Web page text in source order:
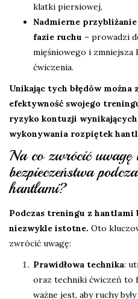
klatki piersiowej,
Nadmierne
fazie ruchu – prowadzi
mięśniowego i zmniejsza
ćwiczenia.
Unikając tych błędów można
efektywność swojego
ryzyko kontuzji
wykonywania rozpiętek
Na co zwrócić uwagę
bezpieczeństwa
hantlami?
Podczas treningu z hantlami
niezwykle istotne. Oto
zwrócić uwagę:
Prawidłowa technika:
oraz techniki ćwiczeń to
ważne jest, aby ruchy